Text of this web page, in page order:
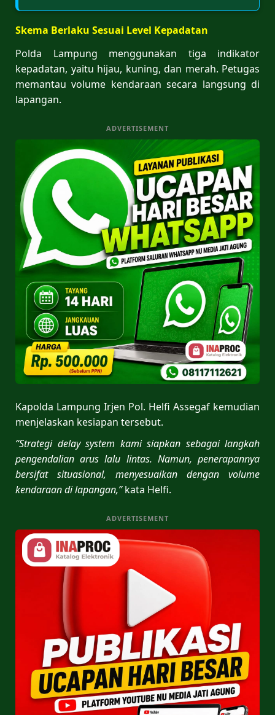
Skema Berlaku Sesuai Level Kepadatan
Polda Lampung menggunakan tiga indikator
kepadatan, yaitu hijau, kuning, dan merah. Petugas
memantau volume kendaraan secara langsung di
lapangan.
ADVERTISEMENT
Kapolda Lampung Irjen Pol. Helfi Assegaf kemudian
menjelaskan kesiapan tersebut.
“Strategi delay system kami siapkan sebagai langkah
pengendalian arus lalu lintas. Namun, penerapannya
bersifat situasional, menyesuaikan dengan volume
kendaraan di lapangan,”kata Helfi.
ADVERTISEMENT